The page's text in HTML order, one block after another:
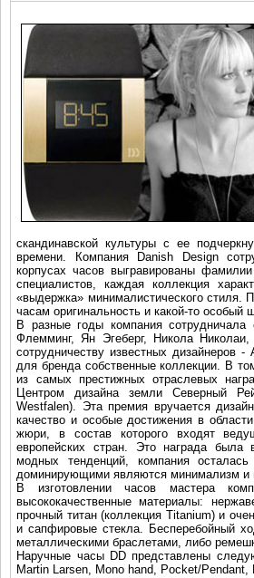
скандинавской культуры с ее
времени. Компания Danish Design
корпусах часов выгравированы
специалистов, каждая коллекция
«выдержка» минималистического стиля.
часам оригинальность и какой-то особый
В разные годы компания сотрудничала
Флемминг, Ян Эгеберг, Никола
сотрудничеству известных дизайнеров
для бренда собственные коллекции. В
из самых престижных отраслевых
Центром дизайна земли Северный
Westfalen). Эта премия вручается
качество и особые достижения в
жюри, в состав которого входят
европейских стран. Это награда
модных тенденций, компания
доминирующими являются минимализм и
В изготовлении часов мастера
высококачественные материалы:
прочный титан (коллекция Titanium) и
и сапфировые стекла. Бесперебойный
металлическими браслетами, либо
Наручные часы DD представлены
Martin Larsen, Mono hand, Pocket/